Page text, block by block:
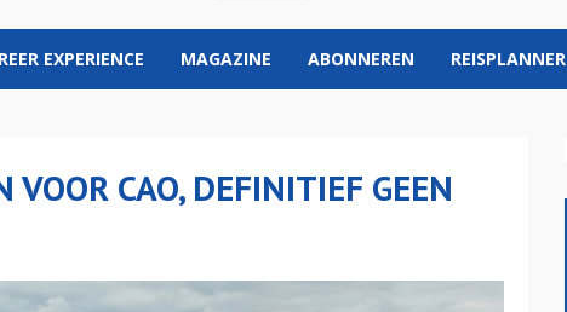
EXPERIENCE MAGAZINE ABONNEREN REISPLANNER
CAO, DEFINITIEF GEEN